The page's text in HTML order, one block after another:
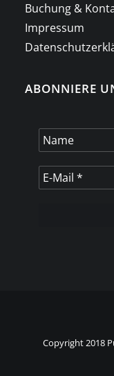
Buchung &
Impressum
ABONNIERE
Copyright 2018